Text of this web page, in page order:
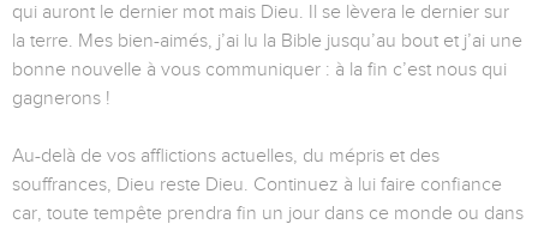
qui auront le dernier mot mais Dieu. Il se lèvera le dernier sur
la terre. Mes bien-aimés, j’ai lu la Bible jusqu’au bout et j’ai une
bonne nouvelle à vous communiquer : à la fin c’est nous qui
gagnerons !
Au-delà de vos afflictions actuelles, du mépris et des
souffrances, Dieu reste Dieu. Continuez à lui faire confiance
car, toute tempête prendra fin un jour dans ce monde ou dans